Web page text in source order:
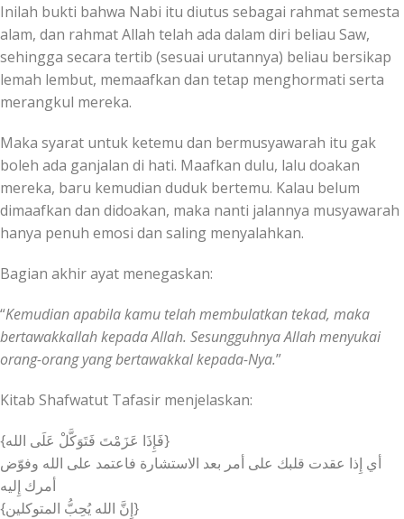
Inilah bukti bahwa Nabi itu diutus sebagai rahmat semesta
alam, dan rahmat Allah telah ada dalam diri beliau Saw,
sehingga secara tertib (sesuai urutannya) beliau bersikap
lemah lembut, memaafkan dan tetap menghormati serta
merangkul mereka.
Maka syarat untuk ketemu dan bermusyawarah itu gak
boleh ada ganjalan di hati. Maafkan dulu, lalu doakan
mereka, baru kemudian duduk bertemu. Kalau belum
dimaafkan dan didoakan, maka nanti jalannya musyawarah
hanya penuh emosi dan saling menyalahkan.
Bagian akhir ayat menegaskan:
“Kemudian apabila kamu telah membulatkan tekad, maka
bertawakkallah kepada Allah. Sesungguhnya Allah menyukai
orang-orang yang bertawakkal kepada-Nya.”
Kitab Shafwatut Tafasir menjelaskan:
‎{فَإِذَا عَزَمْتَ فَتَوَكَّلْ عَلَى الله}
أمرك إِليه
‎{إِنَّ الله يُحِبُّ المتوكلين}